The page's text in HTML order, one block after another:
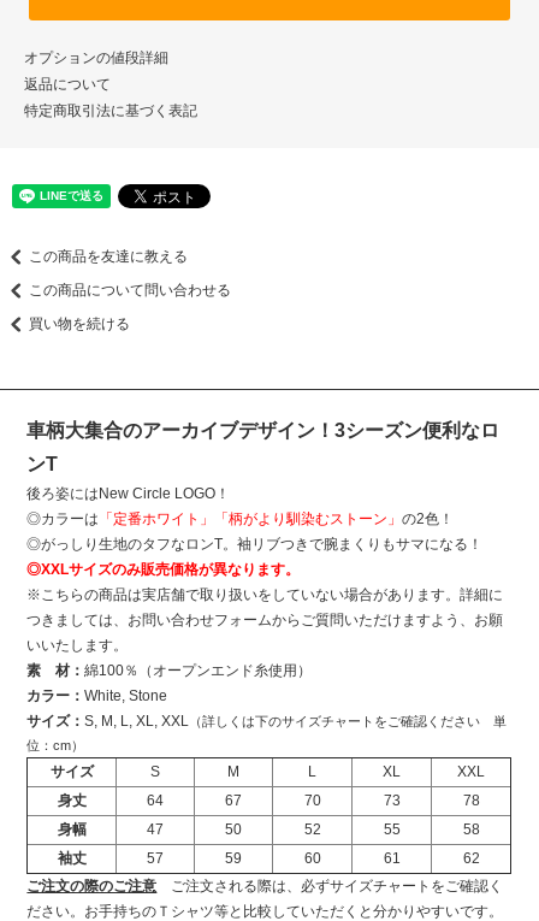
オプションの値段詳細
返品について
特定商取引法に基づく表記
この商品を友達に教える
この商品について問い合わせる
買い物を続ける
車柄大集合のアーカイブデザイン！3シーズン便利なロ
ンT
後ろ姿にはNew Circle LOGO！
◎カラーは 「定番ホワイト」「柄がより馴染むストーン」の2色！
◎がっしり生地のタフなロンT。袖リブつきで腕まくりもサマになる！
◎XXLサイズのみ販売価格が異なります。
※こちらの商品は実店舗で取り扱いをしていない場合があります。詳細に
つきましては、お問い合わせフォームからご質問いただけますよう、お願
いいたします。
素 材：綿100％（オープンエンド糸使用）
カラー：White, Stone
サイズ：S, M, L, XL, XXL
（詳しくは下のサイズチャートをご確認ください 単
位：cm）
サイズ S M L XL
XXL
身丈
64 67 70 73
78
身幅
47 50 52 55
58
袖丈
57 59 60 61
62
ご注文の際のご注意 ご注文される際は、必ずサイズチャートをご確認く
ださい。お手持ちのＴシャツ等と比較していただくと分かりやすいです。